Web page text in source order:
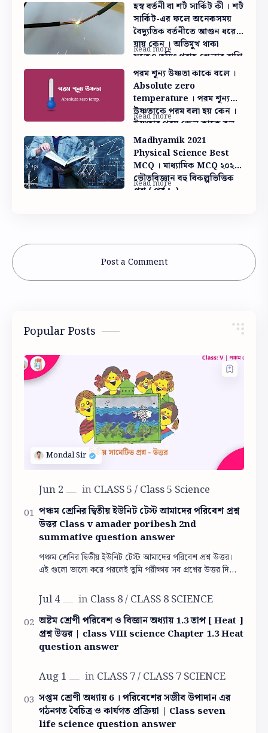
হস্ব বর্তনী বা শর্ট সার্কিট কী । শর্ট
সার্কিট-এর ফলে অনেকসময়
বৈদ্যুতিক বর্তনীতে আগুন ধরে
যায় কেন । অভিমুখ থাকা
সত্ত্বেও তড়িৎপ্রবাহ স্কেলার রাশি
কেন
পরম শূন্য উষ্ণতা কাকে বলে ।
Absolute zero
temperature । পরম শূন্য
উষ্ণতাকে পরম বলা হয় কেন ।
উষ্ণতার পরম স্কেল কাকে বল
Madhyamik 2021
Physical Science Best
MCQ । মাধ্যামিক MCQ ২০২১
ভৌতবিজ্ঞান বহু বিকল্পভিত্তিক
প্রশ্ন ( পর্ব ১ )
Post a Comment
Popular Posts
পঞ্চম শ্রেনির দ্বিতীয় ইউনিট টেস্ট আমাদের পরিবেশ প্রশ্ন
উত্তর Class v amader poribesh 2nd
summative question answer
পঞ্চম শ্রেনির দ্বিতীয় ইউনিট টেস্ট আমাদের পরিবেশ প্রশ্ন উত্তর।
এই গুলো ভালো করে পরলেই তুমি পরীক্ষায় সব প্রশ্নের উত্তর দিতে
অষ্টম শ্রেণী পরিবেশ ও বিজ্ঞান অধ্যায় 1.3 তাপ [ Heat ]
প্রশ্ন উত্তর | class VIII science Chapter 1.3 Heat
question answer
সপ্তম শ্রেণী অধ্যায় 6 । পরিবেশের সজীব উপাদান এর
গঠনগত বৈচিত্র ও কার্যগত প্রক্রিয়া | Class seven
life science question answer